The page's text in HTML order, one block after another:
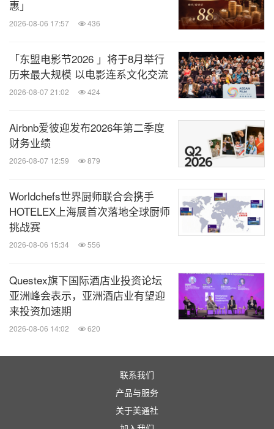
8月1 - 3日
8月2日 SNH48 GROUP 12th Annual Audition & Ceremony
8月3 - 8日 WYF Future Economics Leadership Summit 2025
8月9日 2025 STAYC TOUR [STAY TUNED] in HONG KONG
8月9 - 10
日
17日 香港青少年公开剑击锦标赛
2025 KAI SOLO CONCERT TOUR < KAION > IN HONG KONG
惠」
2026-08-06 17:57 436
「东盟电影节2026 」将于8月举行
历来最大规模 以电影连系文化交流
2026-08-07 21:02 424
Airbnb爱彼迎发布2026年第二季度
财务业绩
2026-08-07 12:59 879
Worldchefs世界厨师联合会携手
HOTELEX上海展首次落地全球厨师
挑战赛
2026-08-06 15:34 556
Questex旗下国际酒店业投资论坛
亚洲峰会表示，亚洲酒店业有望迎
来投资加速期
2026-08-06 14:02 620
联系我们
产品与服务
关于美通社